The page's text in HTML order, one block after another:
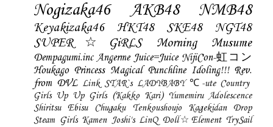
Nogizaka46 AKB48 NMB48
Keyakizaka46 HKT48 SKE48
NGT48
SUPER☆GiRLS
Morning Musume
Dempagumi.inc Angerme Juice=Juice NijiCon-虹コン
Houkago Princess Magical Punchline Idoling!!! Rev.
from DVL Link STAR`s LADYBABY ℃-ute Country
Girls Up Up Girls (Kakko Kari) Yumemiru Adolescence
Shiritsu Ebisu Chugaku
Tenkoushoujo Kagekidan
Drop
Steam Girls Kamen Joshi's LinQ Doll☆Element TrySail